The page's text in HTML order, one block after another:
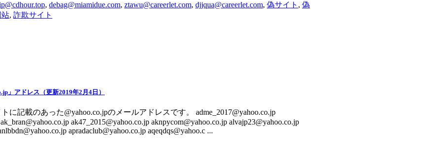
, debag@miamidue.com, ztawu@careerlet.com, djjqua@careerlet.com, 偽サイト , 偽
站, 詐欺サイト
」アドレス（更新2019年2月4日）
に記載のあった@yahoo.co.jpのメールアドレスです。 adme_2017@yahoo.co.jp
ak47_2015@yahoo.co.jp aknpycom@yahoo.co.jp alvajp23@yahoo.co.jp
apradaclub@yahoo.co.jp aqeqdqs@yahoo.c ...